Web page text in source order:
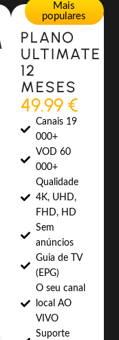
Mais
populares
PLANO
ULTIMATE
12
MESES
49.99 €
Canais 19
000+
VOD 60
000+
Qualidade
4K, UHD,
FHD, HD
Sem
anúncios
Guia de TV
(EPG)
O seu canal
local AO
VIVO
Suporte